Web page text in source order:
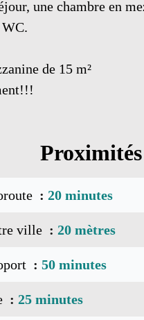
une chambre en
de 15 m²
Proximités
20 minutes
ville 20 mètres
50 minutes
25 minutes